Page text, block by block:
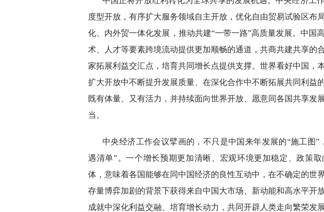
度型开放，有序扩大服务领域自主开放，优化自由贸易试验区布
化、内外贸一体化发展，推动共建“一带一路”高质量发展。中国
术、人才等要素跨境流动提供更加顺畅的通道，共商共建共享的
家拓展利益交汇点，培育共同增长点提供支撑。世界看好中国，
扩大开放中不断提升发展质量、在深化合作中不断拓展共同利益
既有体量、又有活力，并持续面向世界开放、愿意同各国共享发
当。
中央经济工作会议擘画的，不只是中国来年发展的“施工图”
遇清单”。一个增长预期更加清晰、宏观环境更加稳定、政策
体，意味着各国能够在同中国经济的良性互动中，在不确定的世
存量博弈加剧的背景下获得来自中国大市场、新动能和高水平开
成就中深化利益交融、培育增长动力，共同开辟人类走向繁荣发